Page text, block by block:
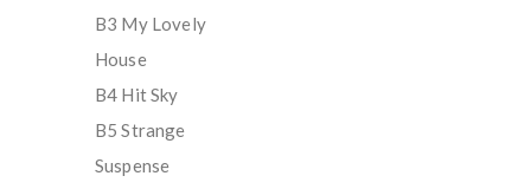
B3 My Lovely
House
B4 Hit Sky
B5 Strange
Suspense